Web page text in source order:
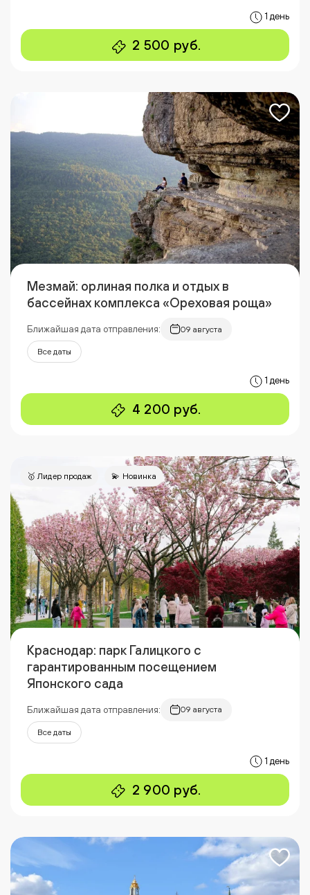
1 день
2 500 руб.
Мезмай: орлиная полка и отдых в
бассейнах комплекса «Ореховая роща»
Ближайшая дата отправления: 09 августа
Все даты
1 день
4 200 руб.
🥇 Лидер продаж 💫 Новинка
Краснодар: парк Галицкого с
гарантированным посещением
Японского сада
Ближайшая дата отправления: 09 августа
Все даты
1 день
2 900 руб.